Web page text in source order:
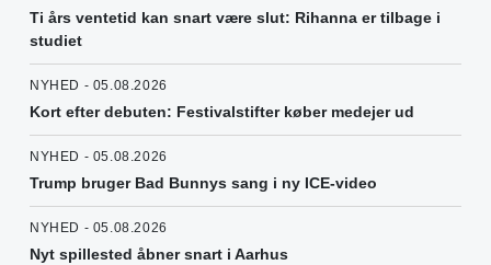
Ti års ventetid kan snart være slut: Rihanna er tilbage i
studiet
NYHED - 05.08.2026
Kort efter debuten: Festivalstifter køber medejer ud
NYHED - 05.08.2026
Trump bruger Bad Bunnys sang i ny ICE-video
NYHED - 05.08.2026
Nyt spillested åbner snart i Aarhus